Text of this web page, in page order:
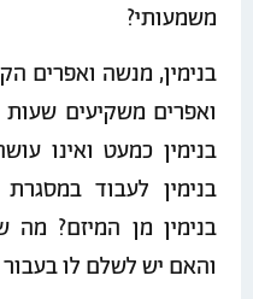
משמעותי?
בנימין, מנשה ואפרים
ואפרים משקיעים שעות
בנימין כמעט ואינו
בנימין לעבוד
בנימין מן המיזם? מה
והאם יש לשלם לו בעבור